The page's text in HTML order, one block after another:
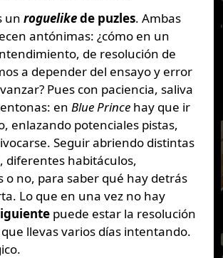
un roguelikede puzles. Ambas
antónimas: ¿cómo en un
de resolución de
a depender del ensayo y error
Pues con paciencia, saliva
en Blue Princehay que ir
enlazando potenciales pistas,
Seguir abriendo distintas
diferentes habitáculos,
o no, para saber qué hay detrás
Lo que en una vez no hay
puede estar la resolución
llevas varios días intentando.